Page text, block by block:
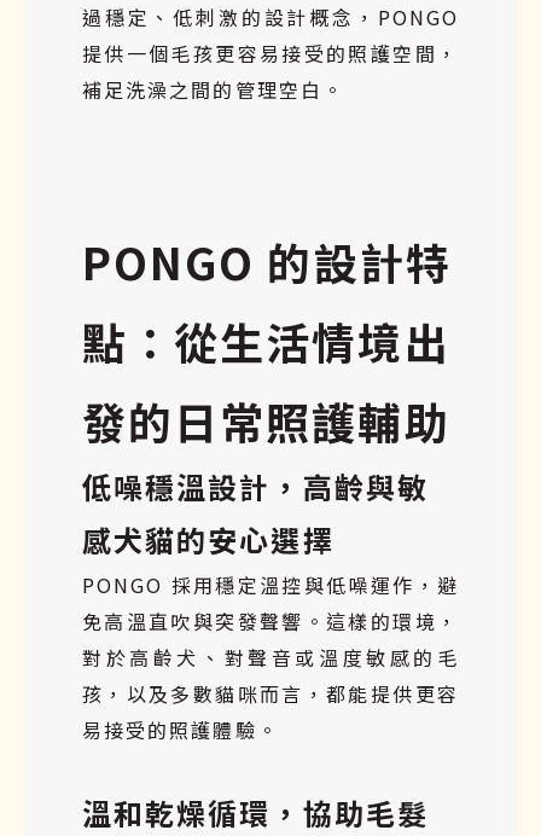
過穩定、低刺激的設計概念，PONGO
提供一個毛孩更容易接受的照護空間，
補足洗澡之間的管理空白。
PONGO 的設計特
點：從生活情境出
發的日常照護輔助
低噪穩溫設計，高齡與敏
感犬貓的安心選擇
PONGO 採用穩定溫控與低噪運作，避
免高溫直吹與突發聲響。這樣的環境，
對於高齡犬、對聲音或溫度敏感的毛
孩，以及多數貓咪而言，都能提供更容
易接受的照護體驗。
溫和乾燥循環，協助毛髮